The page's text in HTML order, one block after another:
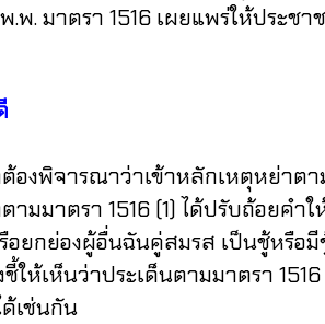
. มาตรา 1516 เผยแพร่ให้ประช
พิจารณาว่าเข้าหลักเหตุหย่าตา
มาตรา 1516 (1) ได้ปรับถ้อยคำ
ยกย่องผู้อื่นฉันคู่สมรส เป็นชู้หรือ
เห็นว่าประเด็นตามมาตรา
เช่นกัน